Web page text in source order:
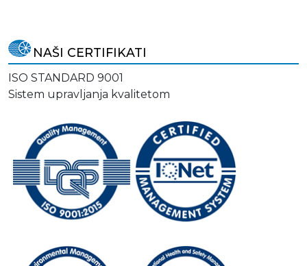
NAŠI CERTIFIKATI
ISO STANDARD 9001
Sistem upravljanja kvalitetom